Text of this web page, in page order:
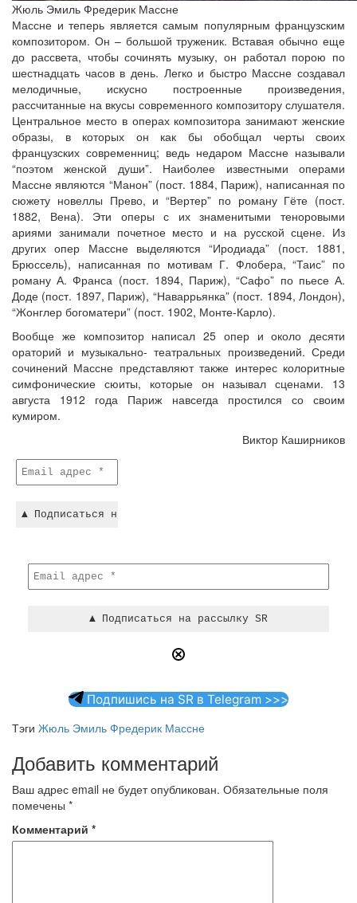
Жюль Эмиль Фредерик Массне
Массне и теперь является самым популярным французским
композитором. Он – большой труженик. Вставая обычно еще
до рассвета, чтобы сочинять музыку, он работал порою по
шестнадцать часов в день. Легко и быстро Массне создавал
мелодичные, искусно построенные произведения,
рассчитанные на вкусы современного композитору слушателя.
Центральное место в операх композитора занимают женские
образы, в которых он как бы обобщал черты своих
французских современниц; ведь недаром Массне называли
“поэтом женской души”. Наиболее известными операми
Массне являются “Манон” (пост. 1884, Париж), написанная по
сюжету новеллы Прево, и “Вертер” по роману Гёте (пост.
1882, Вена). Эти оперы с их знаменитыми теноровыми
ариями занимали почетное место и на русской сцене. Из
других опер Массне выделяются “Иродиада” (пост. 1881,
Брюссель), написанная по мотивам Г. Флобера, “Таис” по
роману А. Франса (пост. 1894, Париж), “Сафо” по пьесе А.
Доде (пост. 1897, Париж), “Наваррьянка” (пост. 1894, Лондон),
“Жонглер богоматери” (пост. 1902, Монте-Карло).
Вообще же композитор написал 25 опер и около десяти
ораторий и музыкально- театральных произведений. Среди
сочинений Массне представляют также интерес колоритные
симфонические сюиты, которые он называл сценами. 13
августа 1912 года Париж навсегда простился со своим
кумиром.
Виктор Каширников
Подпишись на SR в Telegram >>>
Тэги Жюль Эмиль Фредерик Массне
Добавить комментарий
Ваш адрес email не будет опубликован. Обязательные поля
помечены *
Комментарий *